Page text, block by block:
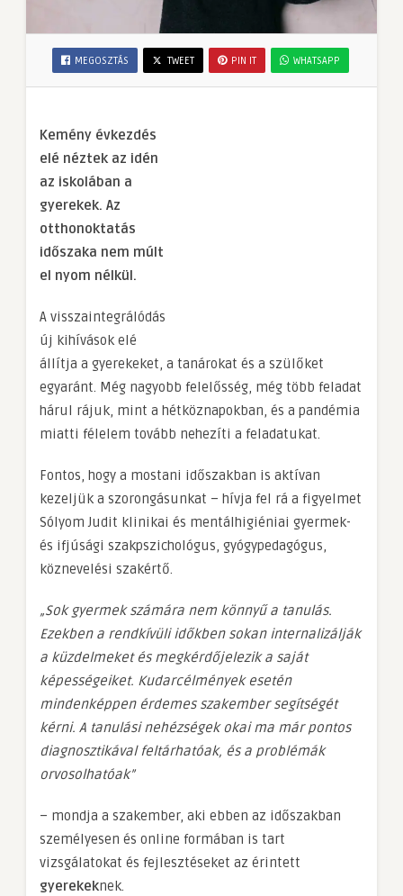
MEGOSZTÁS TWEET PIN IT WHATSAPP
Kemény évkezdés
elé néztek az idén
az iskolában a
gyerekek. Az
otthonoktatás
időszaka nem múlt
el nyom nélkül.
A visszaintegrálódás
új kihívások elé
állítja a gyerekeket, a tanárokat és a szülőket
egyaránt. Még nagyobb felelősség, még több feladat
hárul rájuk, mint a hétköznapokban, és a pandémia
miatti félelem tovább nehezíti a feladatukat.
Fontos, hogy a mostani időszakban is aktívan
kezeljük a szorongásunkat – hívja fel rá a figyelmet
Sólyom Judit klinikai és mentálhigiéniai gyermek-
és ifjúsági szakpszichológus, gyógypedagógus,
köznevelési szakértő.
„Sok gyermek számára nem könnyű a tanulás.
Ezekben a rendkívüli időkben sokan internalizálják
a küzdelmeket és megkérdőjelezik a saját
képességeiket. Kudarcélmények esetén
mindenképpen érdemes szakember segítségét
kérni. A tanulási nehézségek okai ma már pontos
diagnosztikával feltárhatóak, és a problémák
orvosolhatóak”
– mondja a szakember, aki ebben az időszakban
személyesen és online formában is tart
vizsgálatokat és fejlesztéseket az érintett
gyerekeknek.